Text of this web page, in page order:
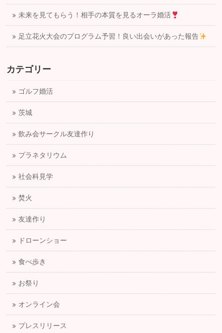
未来を見てもらう！相手の本質を見るオーラ婚活
足立花火大会のプログラム予習！良い出会いがあった報告
カテゴリー
ゴルフ婚活
茨城
飲み会サークル友達作り
プラネタリウム
社会科見学
焚火
友達作り
ドローンショー
食べ歩き
お祭り
オンライン会
プレスリリース